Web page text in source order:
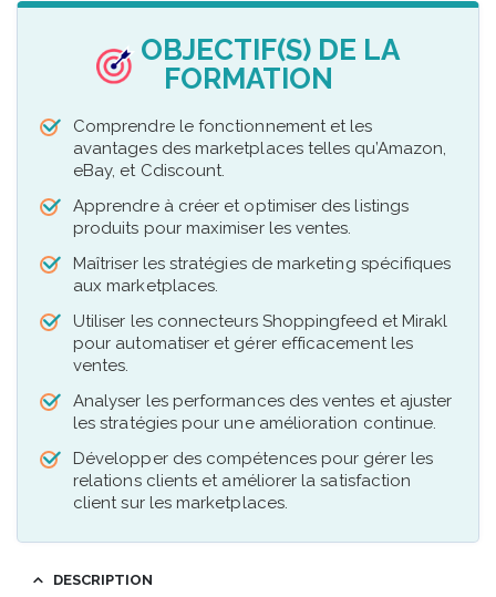
OBJECTIF(S) DE LA
FORMATION
Comprendre le fonctionnement et les
avantages des marketplaces telles qu’Amazon,
eBay, et Cdiscount.
Apprendre à créer et optimiser des listings
produits pour maximiser les ventes.
Maîtriser les stratégies de marketing spécifiques
aux marketplaces.
Utiliser les connecteurs Shoppingfeed et Mirakl
pour automatiser et gérer efficacement les
ventes.
Analyser les performances des ventes et ajuster
les stratégies pour une amélioration continue.
Développer des compétences pour gérer les
relations clients et améliorer la satisfaction
client sur les marketplaces.
DESCRIPTION